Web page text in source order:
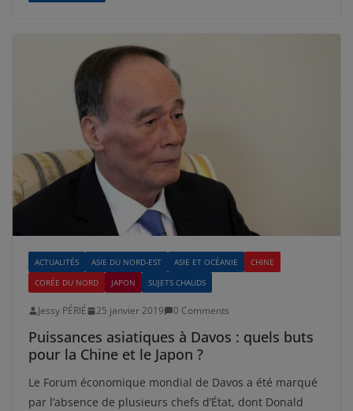
ACTUALITÉS ASIE DU NORD-EST ASIE ET OCÉANIE
CHINE
CORÉE DU NORD
JAPON SUJETS CHAUDS
Jessy PÉRIÉ 25 janvier 2019 0 Comments
Puissances asiatiques à Davos : quels buts
pour la Chine et le Japon ?
Le Forum économique mondial de Davos a été marqué
par l’absence de plusieurs chefs d’État, dont Donald